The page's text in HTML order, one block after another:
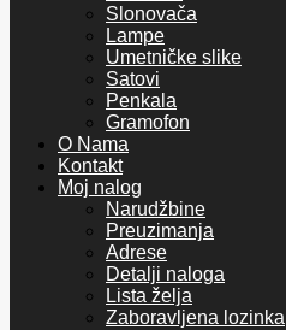
Slonovača
Lampe
Umetničke slike
Satovi
Penkala
Gramofon
O Nama
Kontakt
Moj nalog
Narudžbine
Preuzimanja
Adrese
Detalji naloga
Lista želja
Zaboravljena lozinka